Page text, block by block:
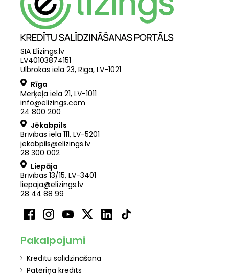
SIA Elizings.lv
LV40103874151
Ulbrokas iela 23, Rīga, LV-1021
Rīga
Merķeļa iela 21, LV-1011
info@elizings.com
24 800 200
Jēkabpils
Brīvības iela 111, LV-5201
jekabpils@elizings.lv
28 300 002
Liepāja
Brīvības 13/15, LV-3401
liepaja@elizings.lv
28 44 88 99
Pakalpojumi
Kredītu salīdzināšana
Patēriņa kredīts